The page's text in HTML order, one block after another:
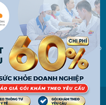
khảo, khi áp dụng phải tuyệt
chịu bất cứ trách nhiệm nào do